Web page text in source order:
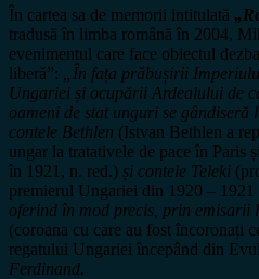
În cartea sa de memorii intitulată
tradusă în limba română în 2004,
evenimentul care face obiectul
liberă”:
„În fața prăbușirii
Ungariei și ocupării Ardealului de
oameni de stat unguri se gândiseră
contele Bethlen (Istvan Bethlen a
ungar la tratativele de pace în Paris
în 1921, n. red.) și contele Teleki
premierul Ungariei din 1920 –
oferind în mod precis, prin emisarii
(coroana cu care au fost încoronați
regatului Ungariei începând din
Ferdinand.